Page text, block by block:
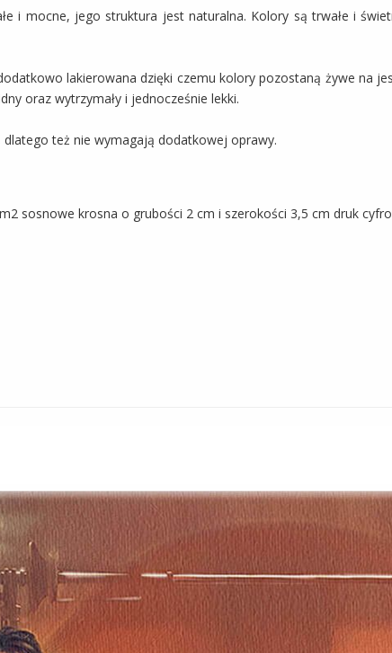
i mocne, jego struktura jest naturalna. Kolory są trwałe i
lakierowana dzięki czemu kolory pozostaną żywe na
oraz wytrzymały i jednocześnie lekki.
też nie wymagają dodatkowej oprawy.
sosnowe krosna o grubości 2 cm i szerokości 3,5 cm druk